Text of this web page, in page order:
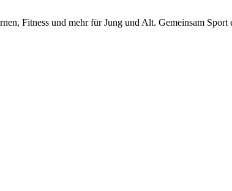
Fitness und mehr für Jung und Alt. Gemeinsam Sport